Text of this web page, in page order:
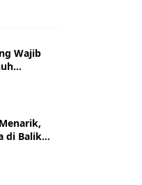
Wajib
di Balik